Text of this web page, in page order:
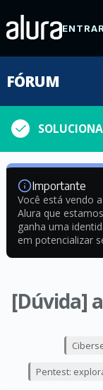
ENTRAR
FÓRUM
Importante
Você está vendo
Alura que
ganha uma
em potencializar
[Dúvida]
Pentest: